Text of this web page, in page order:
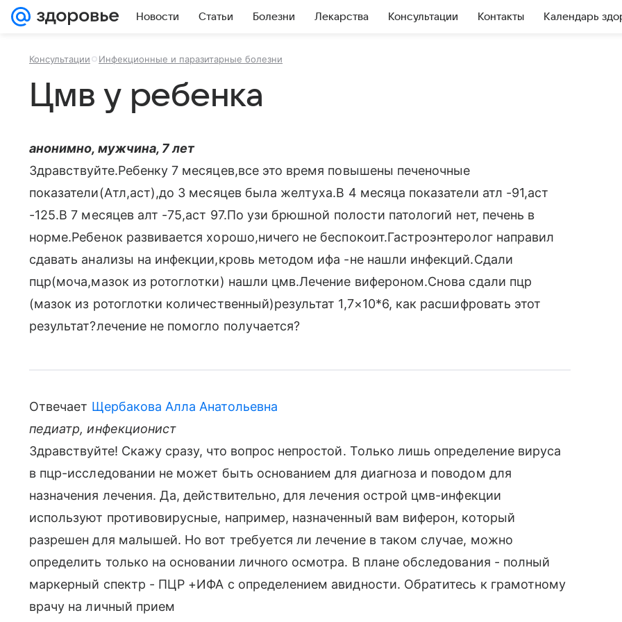
Новости Статьи Болезни Лекарства Консультации Контакты Календарь
Консультации Инфекционные и паразитарные болезни
Цмв у ребенка
анонимно, мужчина, 7 лет
Здравствуйте.Ребенку 7 месяцев,все это время повышены печеночные
показатели(Атл,аст),до 3 месяцев была желтуха.В 4 месяца показатели атл -91,аст
-125.В 7 месяцев алт -75,аст 97.По узи брюшной полости патологий нет, печень в
норме.Ребенок развивается хорошо,ничего не беспокоит.Гастроэнтеролог направил
сдавать анализы на инфекции,кровь методом ифа -не нашли инфекций.Сдали
пцр(моча,мазок из ротоглотки) нашли цмв.Лечение вифероном.Снова сдали пцр
(мазок из ротоглотки количественный)результат 1,7×10*6, как расшифровать этот
результат?лечение не помогло получается?
Отвечает Щербакова Алла Анатольевна
педиатр, инфекционист
Здравствуйте! Скажу сразу, что вопрос непростой. Только лишь определение вируса
в пцр-исследовании не может быть основанием для диагноза и поводом для
назначения лечения. Да, действительно, для лечения острой цмв-инфекции
используют противовирусные, например, назначенный вам виферон, который
разрешен для малышей. Но вот требуется ли лечение в таком случае, можно
определить только на основании личного осмотра. В плане обследования - полный
маркерный спектр - ПЦР +ИФА с определением авидности. Обратитесь к грамотному
врачу на личный прием